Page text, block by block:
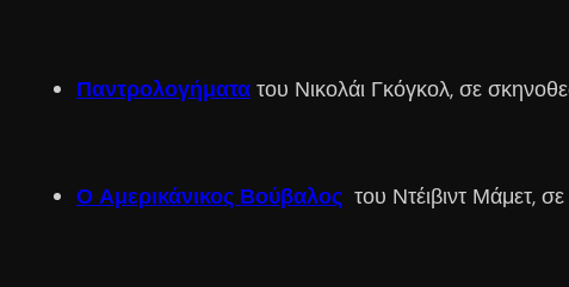
Παντρολογήματα του Νικολάι Γκόγκολ, σε
Ο Αμερικάνικος Βούβαλος του Ντέιβιντ Μάμετ,